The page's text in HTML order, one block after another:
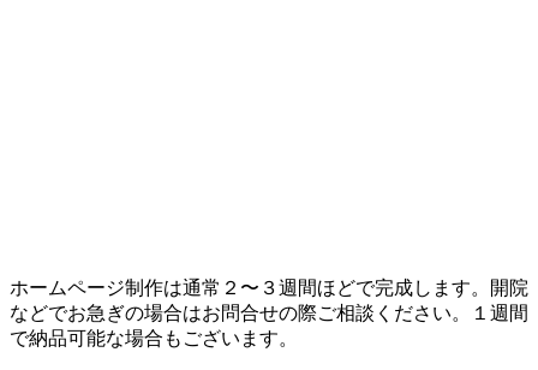
ホームページ制作は通常２〜３週間ほどで完成します。開院
などでお急ぎの場合はお問合せの際ご相談ください。１週間
で納品可能な場合もございます。